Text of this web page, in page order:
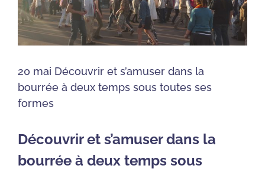
20 mai Découvrir et s’amuser dans la
bourrée à deux temps sous toutes ses
formes
Découvrir et s’amuser dans la
bourrée à deux temps sous